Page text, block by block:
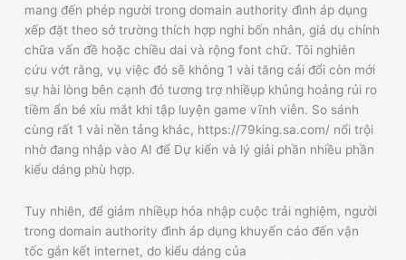
mang đến phép người trong domain authority đình áp dụng
xếp đặt theo sở trường thích hợp nghi bốn nhân, giả dụ chỉnh
chữa vấn đề hoặc chiều dai và rộng font chữ. Tôi nghiên
cứu vớt rằng, vụ việc đó sẽ không 1 vài tăng cải đổi còn mới
sự hài lòng bên cạnh đó tương trợ nhiềụp khủng hoảng rủi ro
tiềm ẩn bé xíu mắt khi tập luyện game vĩnh viễn. So sánh
cùng rất 1 vài nền tảng khác, https://79king.sa.com/ nổi trội
nhờ đang nhập vào AI để Dự kiến và lý giải phần nhiều phần
kiểu dáng phù hợp.
Tuy nhiên, để giảm nhiềụp hóa nhập cuộc trải nghiệm, người
trong domain authority đình áp dụng khuyến cáo đến vận
tốc gắn kết internet, do kiểu dáng của